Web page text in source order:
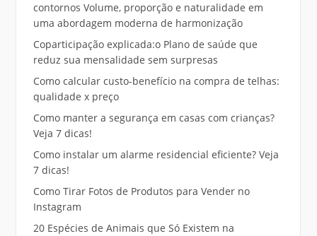
contornos Volume, proporção e naturalidade em
uma abordagem moderna de harmonização
Coparticipação explicada:o Plano de saúde que
reduz sua mensalidade sem surpresas
Como calcular custo-benefício na compra de telhas:
qualidade x preço
Como manter a segurança em casas com crianças?
Veja 7 dicas!
Como instalar um alarme residencial eficiente? Veja
7 dicas!
Como Tirar Fotos de Produtos para Vender no
Instagram
20 Espécies de Animais que Só Existem na